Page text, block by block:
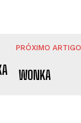
PRÓXIMO ARTIGO
WONKA